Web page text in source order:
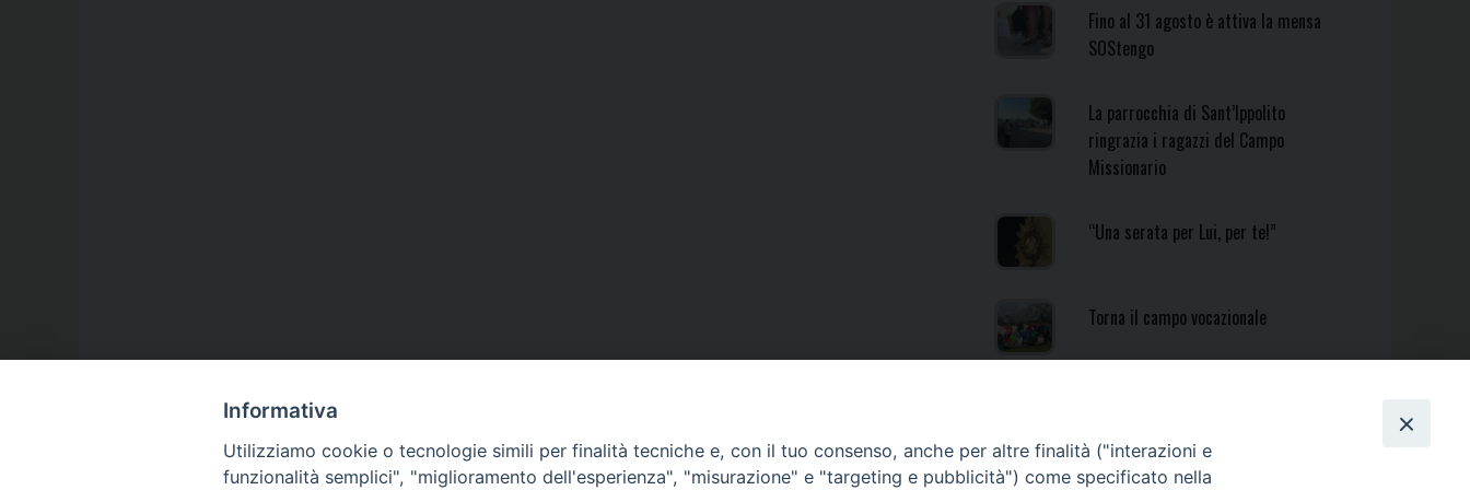
Fino al 31 agosto è attiva la mensa
SOStengo
La parrocchia di Sant’Ippolito
ringrazia i ragazzi del Campo
Missionario
“Una serata per Lui, per te!”
Torna il campo vocazionale
Informativa
Utilizziamo cookie o tecnologie simili per finalità tecniche e, con il tuo consenso, anche per altre finalità ("interazioni e
funzionalità semplici", "miglioramento dell'esperienza", "misurazione" e "targeting e pubblicità") come specificato nella